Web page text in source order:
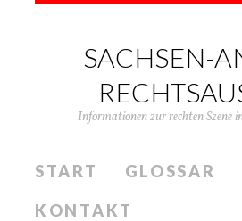
SACHSEN-
Informationen zur rechten Szene
START
GLOSSAR
KONTAKT